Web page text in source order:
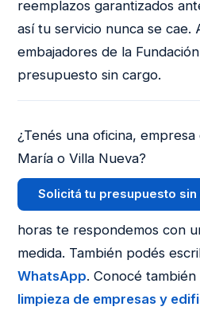
reemplazos garantizados
así tu servicio nunca se cae.
embajadores de la
presupuesto sin cargo.
¿Tenés una oficina,
María o Villa Nueva?
Solicitá tu presupuesto sin
horas te respondemos con
medida. También podés
WhatsApp. Conocé
limpieza de empresas y